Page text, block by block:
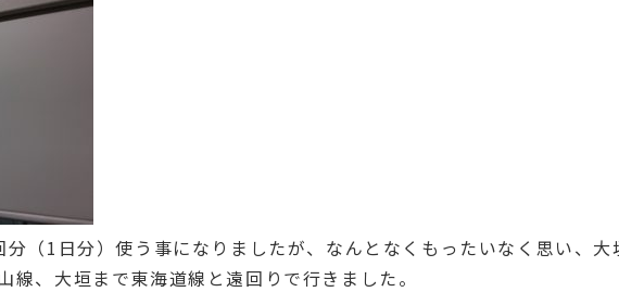
（1日分）使う事になりましたが、なんとなくもったいなく思い、
線、大垣まで東海道線と遠回りで行きました。